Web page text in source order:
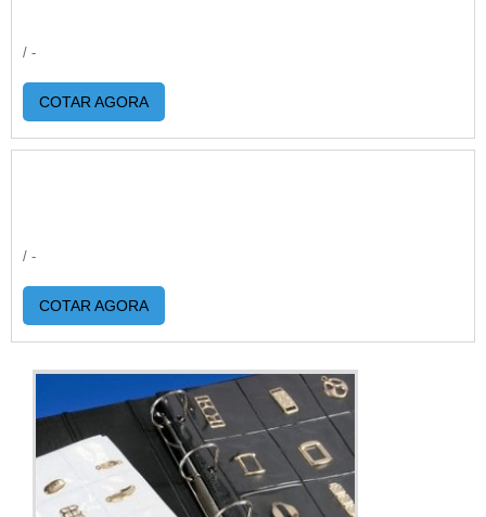
/ -
COTAR AGORA
/ -
COTAR AGORA